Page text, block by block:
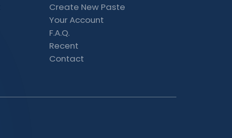
Create New Paste
Your Account
F.A.Q.
Recent
Contact